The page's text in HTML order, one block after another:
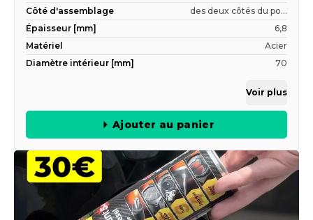
Côté d'assemblage
des deux côtés du po...
Épaisseur [mm]
6,8
Matériel
Acier
Diamètre intérieur [mm]
70
Voir plus
Ajouter au panier